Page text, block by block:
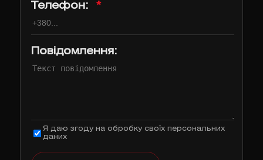
Телефон: *
Повідомлення:
Я даю згоду на обробку своїх персональних
даних